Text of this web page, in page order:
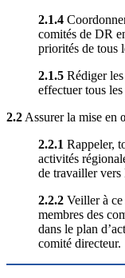
2.1.4
comités de DR
priorités de tous
2.1.5 Rédiger
effectuer tous
2.2 Assurer la mise en
2.2.1 Rappeler,
activités
de travailler vers
2.2.2 Veiller à
membres des
dans le plan
comité directeur.